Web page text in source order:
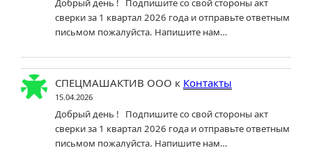
сверки за 1 квартал 2026 года и отправьте ответным
письмом пожалуйста. Напишите нам…
СПЕЦМАШАКТИВ ООО к Контакты
15.04.2026
Добрый день ! Подпишите со свой стороны акт
сверки за 1 квартал 2026 года и отправьте ответным
письмом пожалуйста. Напишите нам…